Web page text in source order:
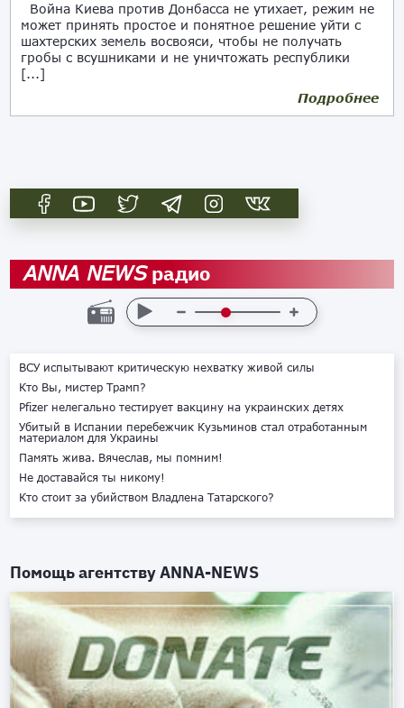
Война Киева против Донбасса не утихает, режим не
может принять простое и понятное решение уйти с
шахтерских земель восвояси, чтобы не получать
гробы с всушниками и не уничтожать республики
[...]
Подробнее
ANNA NEWSрадио
ВСУ испытывают критическую нехватку живой силы
Кто Вы, мистер Трамп?
Pfizer нелегально тестирует вакцину на украинских детях
Убитый в Испании перебежчик Кузьминов стал отработанным
материалом для Украины
Память жива. Вячеслав, мы помним!
Не доставайся ты никому!
Кто стоит за убийством Владлена Татарского?
Помощь агентствуANNA-NEWS